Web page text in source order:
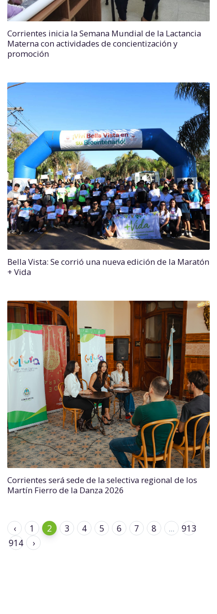
Corrientes inicia la Semana Mundial de la Lactancia
Materna con actividades de concientización y
promoción
Bella Vista: Se corrió una nueva edición de la Maratón
+ Vida
Corrientes será sede de la selectiva regional de los
Martín Fierro de la Danza 2026
‹ 1 2 3 4 5 6 7 8 ...
913
914
›